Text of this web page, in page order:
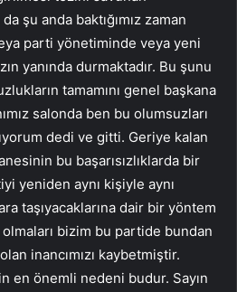
şu anda baktığımız zaman
parti yönetiminde veya yeni
yanında durmaktadır. Bu şunu
tamamını genel başkana
salonda ben bu olumsuzları
dedi ve gitti. Geriye kalan
bu başarısızlıklarda bir
yeniden aynı kişiyle aynı
taşıyacaklarına dair bir yöntem
bizim bu partide bundan
inancımızı kaybetmiştir.
en önemli nedeni budur. Sayın